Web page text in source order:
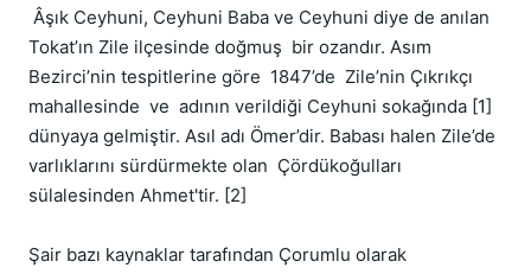
Tokat’ın Zile ilçesinde doğmuş  bir ozandır. Asım
Bezirci’nin tespitlerine göre  1847’de  Zile’nin Çıkrıkçı
mahallesinde  ve  adının verildiği Ceyhuni sokağında [1]
dünyaya gelmiştir. Asıl adı Ömer’dir. Babası halen Zile’de
varlıklarını sürdürmekte olan  Çördükoğulları
sülalesinden Ahmet'tir. [2]
Şair bazı kaynaklar tarafından Çorumlu olarak